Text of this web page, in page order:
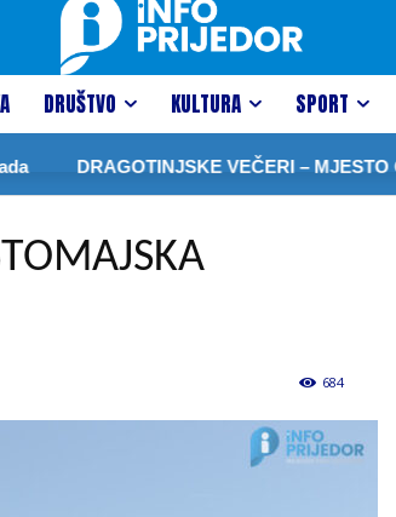
DRUŠTVO KULTURA SPORT
DRAGOTINJSKE VEČERI – MJESTO
684